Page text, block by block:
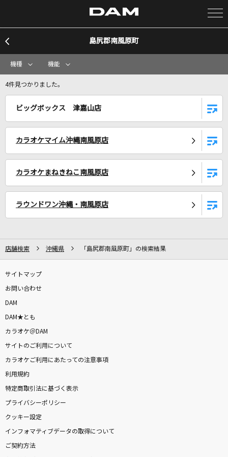
カラオケ検索
リアルタイムで歌われている曲の一覧
鳥籠の少年
Royal Energy
ME:I
サウダージ
ポルノグラフィティ
Rea(s)oN
神崎エルザ starring ReoNa
Dear
[生音]ドライフラワー
優里
深夜高速
フラワーカンパニーズ
島尻郡南風原町
機種 機能
4件見つかりました。
ビッグボックス 津嘉山店
カラオケマイム沖縄南風原店
カラオケまねきねこ南風原店
ラウンドワン沖縄・南風原店
店舗検索 沖縄県 「島尻郡南風原町」の検索結果
サイトマップ
お問い合わせ
DAM
DAM★とも
カラオケ＠DAM
サイトのご利用について
カラオケご利用にあたっての注意事項
利用規約
特定商取引法に基づく表示
プライバシーポリシー
クッキー設定
インフォマティブデータの取得について
ご契約方法